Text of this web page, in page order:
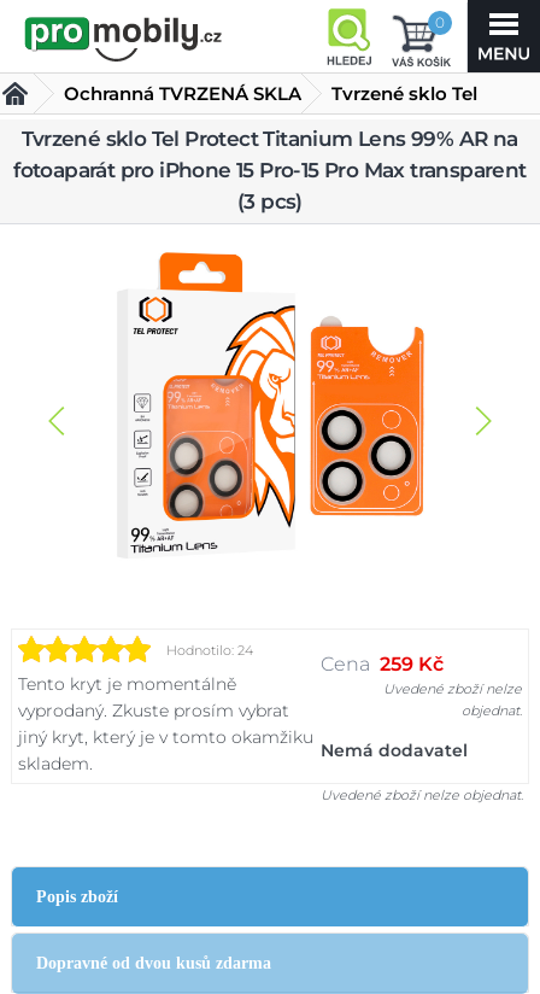
0
Ochranná TVRZENÁ SKLA
Tvrzené sklo Tel
Protect Titanium Lens
99% AR na fotoaparát pro iPhone 15 Pro-15 Pro Max
Tvrzené sklo Tel Protect Titanium Lens 99% AR na
fotoaparát pro iPhone 15 Pro-15 Pro Max transparent
(3 pcs)
Hodnotilo: 24
Tento kryt je momentálně
vyprodaný. Zkuste prosím vybrat
jiný kryt, který je v tomto okamžiku
skladem.
Cena 259 Kč
Uvedené zboží nelze
objednat.
Nemá dodavatel
Uvedené zboží nelze objednat.
Popis zboží
Dopravné od dvou kusů zdarma